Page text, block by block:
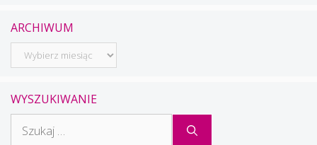
ARCHIWUM
Archiwum
WYSZUKIWANIE